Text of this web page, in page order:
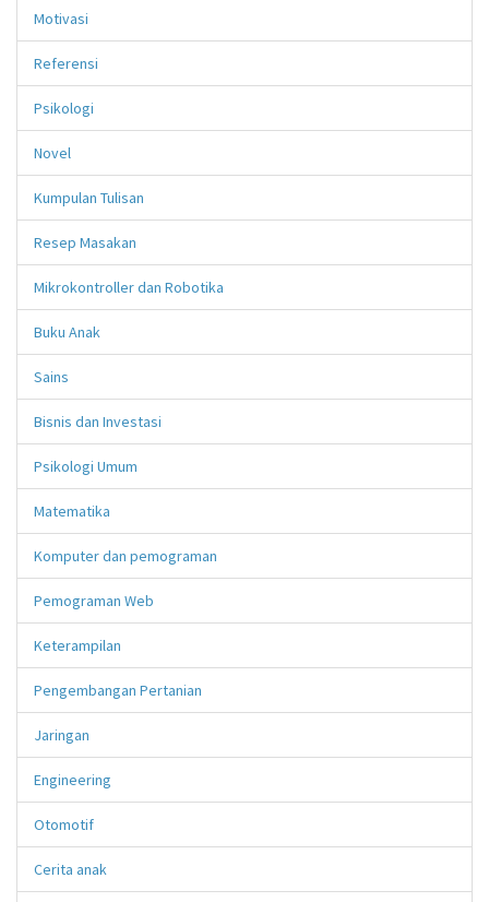
Motivasi
Referensi
Psikologi
Novel
Kumpulan Tulisan
Resep Masakan
Mikrokontroller dan Robotika
Buku Anak
Sains
Bisnis dan Investasi
Psikologi Umum
Matematika
Komputer dan pemograman
Pemograman Web
Keterampilan
Pengembangan Pertanian
Jaringan
Engineering
Otomotif
Cerita anak